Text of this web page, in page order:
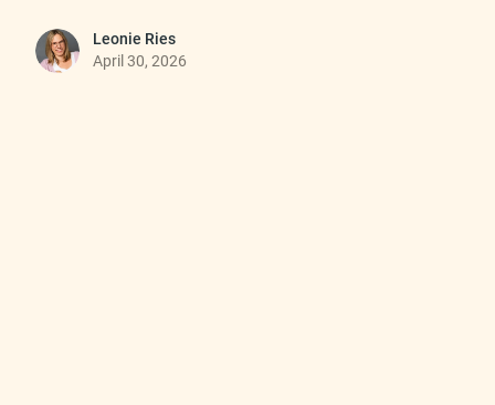
Leonie Ries
April 30, 2026